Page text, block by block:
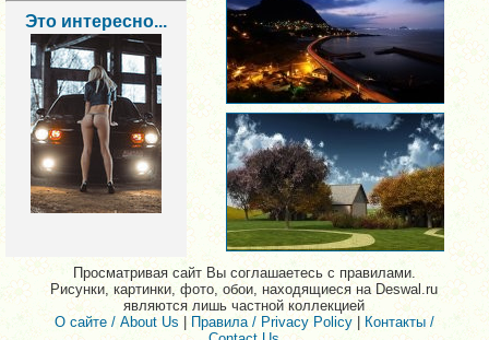
Это интересно...
Просматривая сайт Вы соглашаетесь с правилами.
Рисунки, картинки, фото, обои, находящиеся на Deswal.ru
являются лишь частной коллекцией
О сайте / About Us | Правила / Privacy Policy | Контакты /